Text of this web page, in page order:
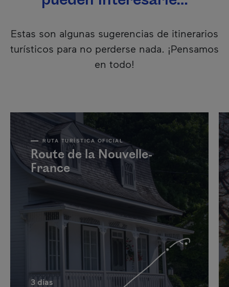
Estas son algunas sugerencias de itinerarios
turísticos para no perderse nada. ¡Pensamos
en todo!
RUTA TURÍSTICA OFICIAL
Route de la Nouvelle-
France
días
3